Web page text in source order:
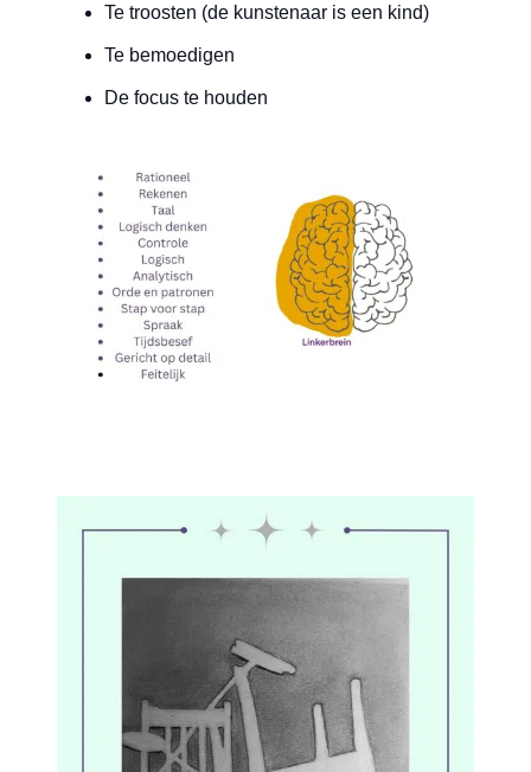
Te troosten (de kunstenaar is een kind)
Te bemoedigen
De focus te houden